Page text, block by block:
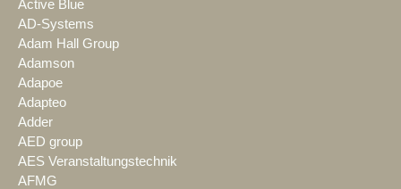
Active Blue
AD-Systems
Adam Hall Group
Adamson
Adapoe
Adapteo
Adder
AED group
AES Veranstaltungstechnik
AFMG